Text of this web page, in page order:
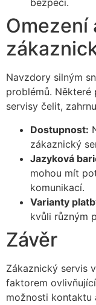
bezpečí.
Omezení
Navzdory silným
problémů.
servisy čelit,
Dostupnost:
zákaznický
Jazyková
mohou mít
komunikací.
Varianty
kvůli různým
Závěr
Zákaznický servis
faktorem
možnosti